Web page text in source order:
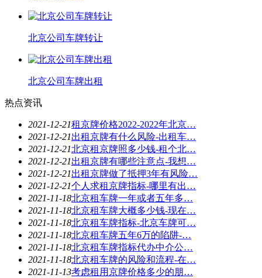
北京公司车牌转让
北京公司车牌出租
热点资讯
2021-12-21租京牌价格2022-2022年北京…
2021-12-21出租京牌有什么风险-出租车…
2021-12-21北京租京牌照多少钱-租个北…
2021-12-21出租京牌有哪些注意点-我想…
2021-12-21出租京牌做了抵押3年有风险…
2021-12-21个人求租京牌指标-哪里有出…
2021-11-18北京租车牌一年或者五年多…
2021-11-18北京租车牌大概多少钱-现在…
2021-11-18北京租车牌指标-北京车牌可…
2021-11-18北京租车牌五年6万的陷阱-…
2021-11-18北京租车牌指标代办中介公…
2021-11-18北京租车牌的风险和流程-在…
2021-11-13考虑租用京牌价格多少的朋…